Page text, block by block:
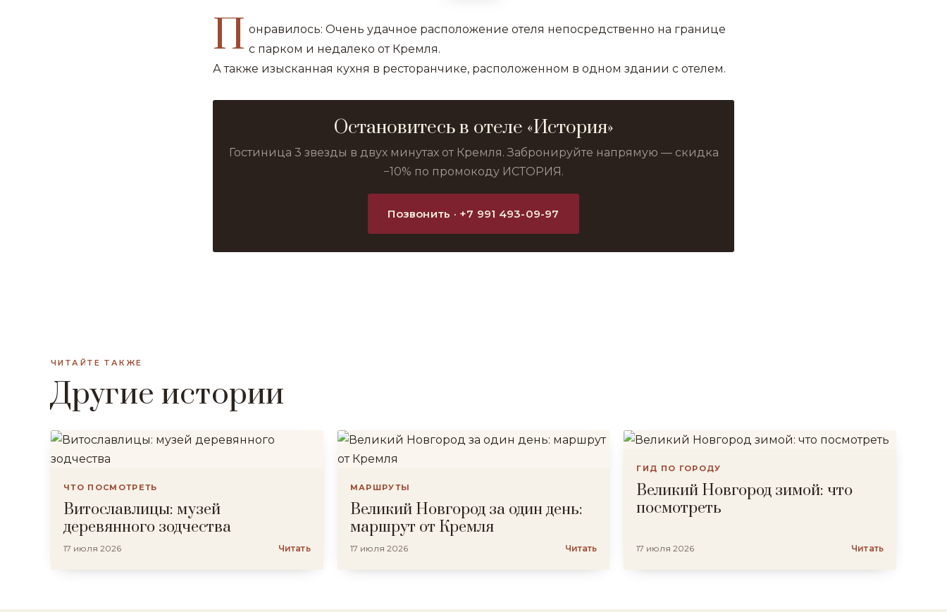
П онравилось: Очень удачное расположение отеля непосредственно на границе
с парком и недалеко от Кремля.
А также изысканная кухня в ресторанчике, расположенном в одном здании с отелем.
Остановитесь в отеле «История»
Гостиница 3 звезды в двух минутах от Кремля. Забронируйте напрямую — скидка
−10% по промокоду ИСТОРИЯ.
Позвонить · +7 991 493-09-97
ЧИТАЙТЕ ТАКЖЕ
Другие истории
ЧТО ПОСМОТРЕТЬ
Витославлицы: музей
деревянного зодчества
17 июля 2026 Читать
МАРШРУТЫ
Великий Новгород за один день:
маршрут от Кремля
17 июля 2026 Читать
ГИД ПО ГОРОДУ
Великий Новгород зимой: что
посмотреть
17 июля 2026 Читать